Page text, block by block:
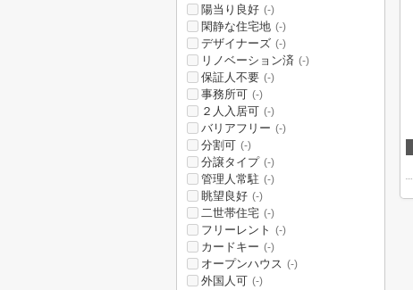
陽当り良好 (-)
閑静な住宅地 (-)
デザイナーズ (-)
リノベーション済 (-)
保証人不要 (-)
事務所可 (-)
２人入居可 (-)
バリアフリー (-)
分割可 (-)
分譲タイプ (-)
管理人常駐 (-)
眺望良好 (-)
二世帯住宅 (-)
フリーレント (-)
カードキー (-)
オープンハウス (-)
外国人可 (-)